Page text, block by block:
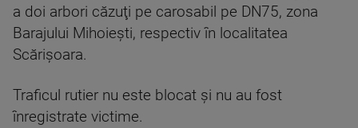
a doi arbori căzuţi pe carosabil pe DN75, zona
Barajului Mihoieşti, respectiv în localitatea
Scărişoara.
Traficul rutier nu este blocat şi nu au fost
înregistrate victime.